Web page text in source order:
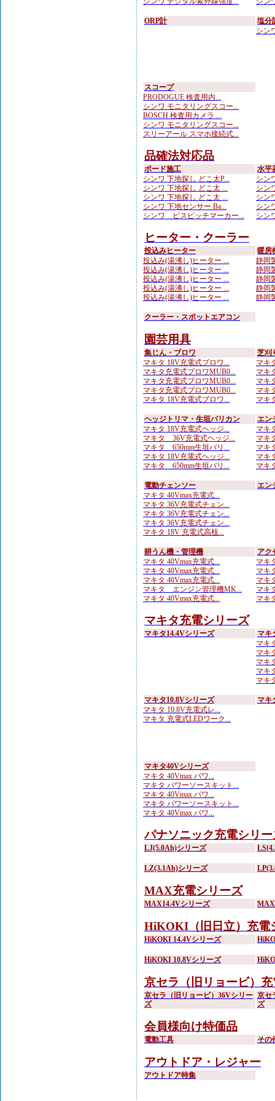
ORP計
塩分
シン
スコープ
PRODOGUE 検査用内...
シンワ モニタリングスコー...
BOSCH 検査用カメラ ...
シンワ モニタリングスコー...
スリーアール スマホ接続式...
品確法対応品
ボード施工
シンワ 下地探し どこ太P...
シンワ 下地探し どこ太 ...
シンワ 下地探し どこ太 ...
シンワ 下地センサー Ba...
シンワ ビスピッチマーカー...
水平
シン
シン
シン
シン
シン
ヒーター・クーラー
投込みヒーター
投込み(湯沸し)ヒーター ...
投込み(湯沸し)ヒーター ...
投込み(湯沸し)ヒーター ...
投込み(湯沸し)ヒーター ...
投込み(湯沸し)ヒーター ...
暖房
静岡
静岡
静岡
静岡
静岡
クーラー・スポットエアコン
園芸用具
集じん・ブロワ
マキタ 18V充電式ブロワ...
マキタ充電式ブロワMUB0...
マキタ充電式ブロワMUB0...
マキタ充電式ブロワMUB0...
マキタ 18V充電式ブロワ...
芝刈
マキ
マキ
マキ
マキ
マキ
ヘッジトリマ・生垣バリカン
マキタ 18V充電式ヘッジ...
マキタ 36V充電式ヘッジ...
マキタ 650mm生垣バリ...
マキタ 18V充電式ヘッジ...
マキタ 650mm生垣バリ...
エン
マキ
マキ
マキ
マキ
マキ
電動チェンソー
マキタ 40Vmax充電式...
マキタ 36V充電式チェン...
マキタ 36V充電式チェン...
マキタ 36V充電式チェン...
マキタ 18V 充電式高枝...
エン
耕うん機・管理機
マキタ 40Vmax充電式...
マキタ 40Vmax充電式...
マキタ 40Vmax充電式...
マキタ エンジン管理機MK...
マキタ 40Vmax充電式...
アク
マキ
マキ
マキ
マキ
マキ
マキタ充電シリーズ
マキタ14.4Vシリーズ
マキ
マキ
マキ
マキ
マキ
マキ
マキタ10.8Vシリーズ
マキタ 10.8V充電式レ...
マキタ 充電式LEDワーク...
マキ
マキタ40Vシリーズ
マキタ 40Vmax パワ...
マキタ パワーソースキット...
マキタ 40Vmax パワ...
マキタ パワーソースキット...
マキタ 40Vmax パワ...
パナソニック充電シリー
LJ(5.0Ah)シリーズ
LZ(3.1Ah)シリーズ
MAX充電シリーズ
MAX14.4Vシリーズ
HiKOKI（旧日立）充電
HiKOKI 14.4Vシリーズ
HiKOKI 10.8Vシリーズ
京セラ（旧リョービ）
京セラ（旧リョービ）36Vシリー
ズ
京セ
ズ
会員様向け特価品
電動工具 その
アウトドア・レジャー
アウトドア特集